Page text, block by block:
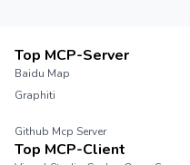
Top MCP-Server
Baidu Map
Graphiti
Github Mcp Server
Top MCP-Client